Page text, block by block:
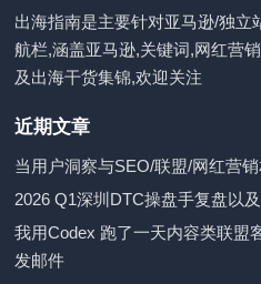
出海指南是主要针对亚马逊/独立
航栏,涵盖亚马逊,关键词,网红营
及出海干货集锦,欢迎关注
近期文章
当用户洞察与SEO/联盟/网红营
2026 Q1深圳DTC操盘手复盘以
我用Codex 跑了一天内容类联盟
发邮件